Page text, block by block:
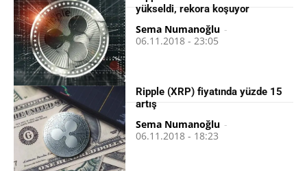
yükseldi, rekora koşuyor
Sema Numanoğlu -
06.11.2018 - 23:05
Ripple (XRP) fiyatında yüzde 15
artış
Sema Numanoğlu -
06.11.2018 - 18:23